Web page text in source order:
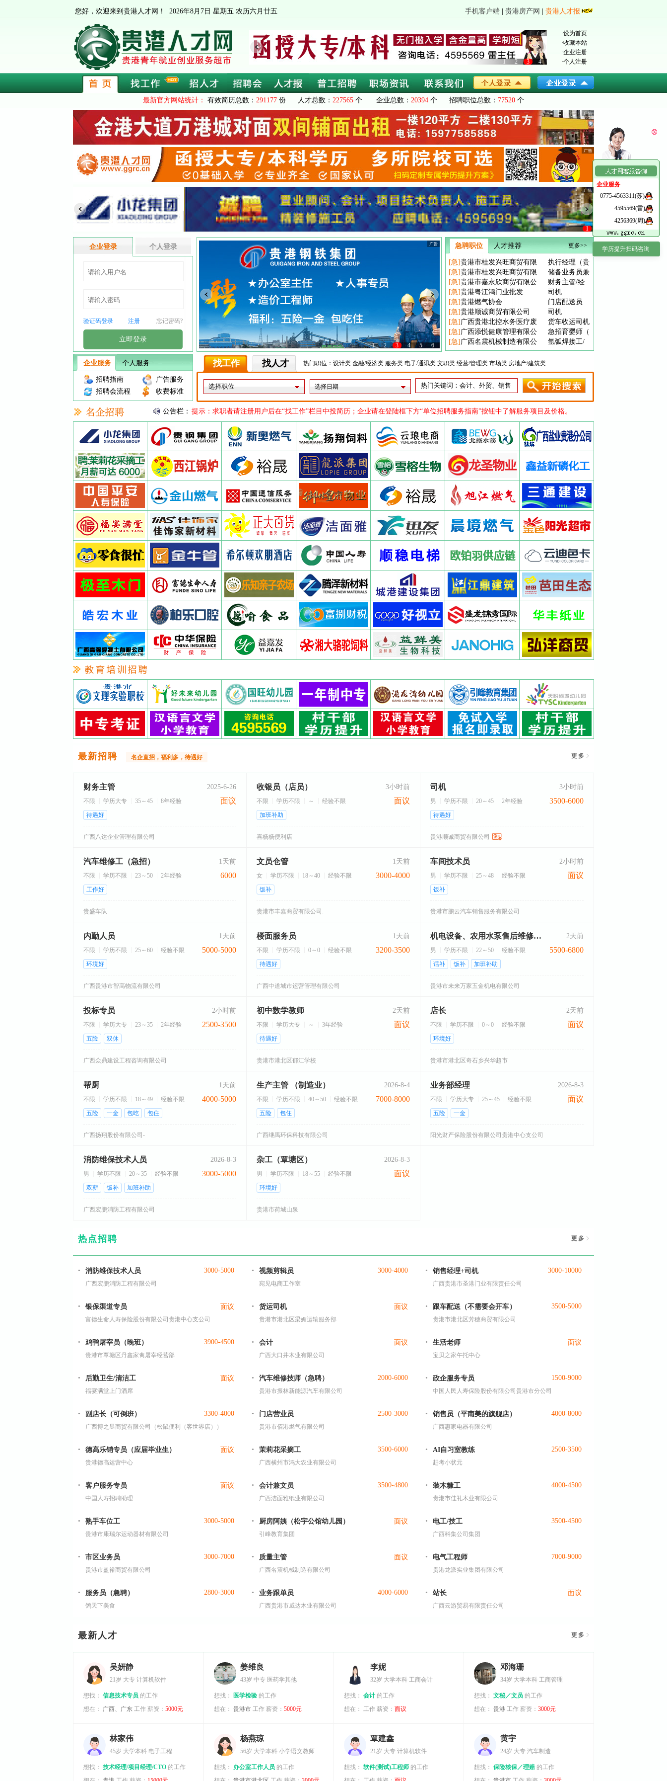
企业服务
0775-4563311(苏)
4595569(雷)
4256369(周)
您好，欢迎来到贵港人才网！ 2026年8月7日 星期五 农历六月廿五 手机客户端 贵港房产网 贵港人才报
1 2 3 4
·设为首页
·收藏本站
·企业注册
·个人注册
最新官方网站统计： 有效简历总数： 291177 份 人才总数： 227565 个 企业总数： 20394 个 招聘职位总数： 77520 个
1
企业登录 个人登录
验证码登录 注册 忘记密码?
立即登录
企业服务 个人服务
招聘指南
广告服务
招聘会流程
收费标准
1 2 3 4 5 6
急聘职位 人才推荐 更多>>
[急]贵港市桂发兴旺商贸有限
执行经理（贵
[急]贵港市桂发兴旺商贸有限
储备业务员兼
[急]贵港市嘉永欣商贸有限公
财务主管/经
[急]贵港粤江鸿门业批发
司机
[急]贵港燃气协会
门店配送员
[急]贵港顺诚商贸有限公司
司机
[急] 广西贵港北控水务医疗废
货车收运司机
[急] 广西添悦健康管理有限公
急招育婴师（
[急] 广西名震机械制造有限公 氩弧焊接工/
找工作 找人才 热门职位： 设计类 金融/经济类 服务类 电子/通讯类 文职类 经营/管理类 市场类 房地产/建筑类
选择日期
公告栏： 提示：求职者请注册用户后在“找工作”栏目中投简历；企业请在登陆框下方“单位招聘服务指南”按钮中了解服务项目及价格。
贵港人才网服务热线为:0775-4595569、4256369、4563311 投诉电话:18070988188
提示：求职者请注册用户后在“找工作”栏目中投简历；企业请在登陆框下方“单位招聘服务指南”按钮中了解服务项目及价格。
贵港人才网服务热线为:0775-4595569、4256369、4563311 投诉电话:18070988188
最新招聘 名企直招，福利多，待遇好 更多
财务主管 2025-6-26
不限 学历大专 35～45 8年经验 面议
待遇好
广西八达企业管理有限公司
收银员（店员） 3小时前
不限 学历不限 ～ 经验不限 面议
加班补助
喜杨杨便利店
司机 3小时前
男 学历不限 20～45 2年经验 3500-6000
待遇好
贵港顺诚商贸有限公司
汽车维修工（急招） 1天前
不限 学历不限 23～50 2年经验 6000
工作好
贵盛车队
文员仓管 1天前
女 学历不限 18～40 经验不限 3000-4000
饭补
贵港市丰嘉商贸有限公司.
车间技术员 2小时前
男 学历不限 25～48 经验不限 面议
饭补
贵港市鹏云汽车销售服务有限公司
内勤人员 1天前
不限 学历不限 25～60 经验不限 5000-5000
环境好
广西贵港市智高物流有限公司
楼面服务员 1天前
不限 学历不限 0～0 经验不限 3200-3500
待遇好
广西中道城市运营管理有限公司
机电设备、农用水泵售后维修技工 2天前
男 学历不限 22～50 经验不限 5500-6800
话补 饭补 加班补助
贵港市未来万家五金机电有限公司
投标专员 2小时前
不限 学历大专 23～35 2年经验 2500-3500
五险 双休
广西众鼎建设工程咨询有限公司
初中数学教师 2天前
不限 学历大专 ～ 3年经验 面议
待遇好
贵港市港北区郁江学校
店长 2天前
不限 学历不限 0～0 经验不限 面议
环境好
贵港市港北区奇石乡兴华超市
帮厨 1天前
不限 学历不限 18～49 经验不限 4000-5000
五险 一金 包吃 包住
广西扬翔股份有限公司-
生产主管 （制造业） 2026-8-4
不限 学历不限 40～50 经验不限 7000-8000
五险 包住
广西继禹环保科技有限公司
业务部经理 2026-8-3
不限 学历大专 25～45 经验不限 面议
五险 一金
阳光财产保险股份有限公司贵港中心支公司
消防维保技术人员 2026-8-3
男 学历不限 20～35 经验不限 3000-5000
双薪 饭补 加班补助
广西宏鹏消防工程有限公司
杂工（覃塘区） 2026-8-3
男 学历不限 18～55 经验不限 面议
环境好
贵港市荷城山泉
热点招聘 更多
消防维保技术人员 3000-5000
广西宏鹏消防工程有限公司
视频剪辑员 3000-4000
宛见电商工作室
销售经理+司机 3000-10000
广西贵港市圣港门业有限责任公司
银保渠道专员 面议
富德生命人寿保险股份有限公司贵港中心支公司
货运司机 面议
贵港市港北区梁媚运输服务部
跟车配送（不需要会开车） 3500-5000
贵港市港北区芳穗商贸有限公司
鸡鸭屠宰员（晚班） 3900-4500
贵港市覃塘区丹鑫家禽屠宰经营部
会计 面议
广西大口井木业有限公司
生活老师 面议
宝贝之家午托中心
后勤卫生/清洁工 面议
福宴满堂上门酒席
汽车维修技师（急聘） 2000-6000
贵港市振林新能源汽车有限公司
政企服务专员 1500-9000
中国人民人寿保险股份有限公司贵港市分公司
副店长（可倒班） 3300-4000
广西博之昱商贸有限公司（松鼠便利（客世界店））
门店营业员 2500-3000
贵港市佰港燃气有限公司
销售员（平南美的旗舰店） 4000-8000
广西惠家电器有限公司
德高乐销专员（应届毕业生） 面议
贵港德高运营中心
茉莉花采摘工 3500-6000
广西横州市鸿大农业有限公司
AI自习室教练 2500-3500
赶考小状元
客户服务专员 面议
中国人寿招聘助理
会计兼文员 3500-4800
广西洁面雅纸业有限公司
装木糠工 4000-4500
贵港市佳礼木业有限公司
熟手车位工 3000-5000
贵港市康瑞尔运动器材有限公司
厨房阿姨（松宇公馆幼儿园） 面议
引峰教育集团
电工/技工 3500-4500
广西科集公司集团
市区业务员 3000-7000
贵港市盈裕商贸有限公司
质量主管 面议
广西名震机械制造有限公司
电气工程师 7000-9000
贵港龙派实业集团有限公司
服务员（急聘） 2800-3000
鸽天下美食
业务跟单员 4000-6000
广西贵港市威达木业有限公司
站长 面议
广西云游贸易有限责任公司
最新人才 更多
吴妍静
21岁 大专 计算机软件
想找： 信息技术专员 的工作
想在：
广西、广东 工作 薪资： 5000元
姜维良
43岁 中专 医药学其他
想找： 医学检验 的工作
想在： 贵港市 工作 薪资： 5000元
李妮
32岁 大学本科 工商会计
想找： 会计 的工作
想在： 工作 薪资： 面议
邓海珊
34岁 大学本科 工商管理
想找： 文秘／文员 的工作
想在： 贵港 工作 薪资： 3000元
林家伟
45岁 大学本科 电子工程
想找： 技术经理/项目经理/CTO 的工作
杨燕琼
56岁 大学本科 小学语文教师
想找： 办公室工作人员 的工作
覃建鑫
21岁 大专 计算机软件
想找： 软件(测试)工程师 的工作
黄宇
24岁 大专 汽车制造
想找： 保险核保／理赔 的工作
学历提升扫码咨询